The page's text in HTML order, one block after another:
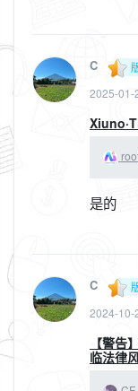
C
2025-01-
是的
C
2024-10-
【警
临法律